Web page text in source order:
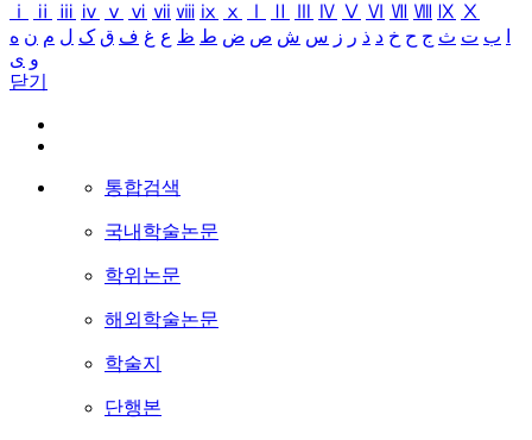
ⅰ
ⅱ ⅲ ⅳ ⅴ ⅵ ⅶ ⅷ ⅸ ⅹ Ⅳ Ⅴ Ⅵ Ⅶ Ⅷ Ⅸ Ⅹ
ب ت ث ج ح خ د ذ ر ز س ش ص ض ط ظ ع غ ف ق ک ل م ن ه
و ی
닫기
통합검색
국내학술논문
학위논문
해외학술논문
학술지
단행본